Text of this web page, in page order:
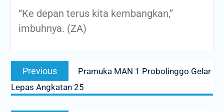
“Ke depan terus kita kembangkan,”
imbuhnya. (ZA)
Post
navigation
Previous
Previous
post:
Pramuka MAN 1 Probolinggo Gelar
Lepas Angkatan 25